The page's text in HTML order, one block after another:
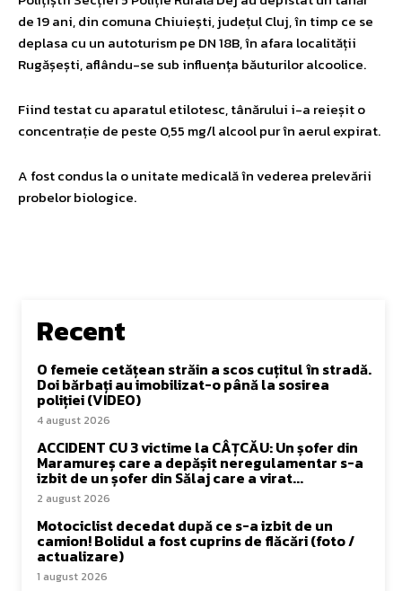
de 19 ani, din comuna Chiuiești, județul Cluj, în timp ce se
deplasa cu un autoturism pe DN 18B, în afara localității
Rugășești, aflându-se sub influența băuturilor alcoolice.
Fiind testat cu aparatul etilotesc, tânărului i-a reieșit o
concentrație de peste 0,55 mg/l alcool pur în aerul expirat.
A fost condus la o unitate medicală în vederea prelevării
probelor biologice.
Recent
O femeie cetățean străin a scos cuțitul în stradă.
Doi bărbați au imobilizat-o până la sosirea
poliției (VIDEO)
4 august 2026
ACCIDENT CU 3 victime la CÂȚCĂU: Un șofer din
Maramureș care a depășit neregulamentar s-a
izbit de un șofer din Sălaj care a virat...
2 august 2026
Motociclist decedat după ce s-a izbit de un
camion! Bolidul a fost cuprins de flăcări (foto /
actualizare)
1 august 2026